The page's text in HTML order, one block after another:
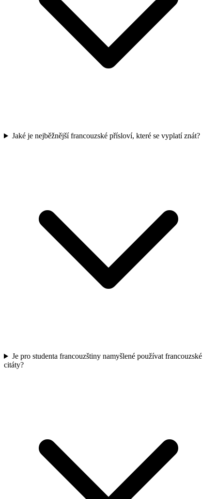
Jaké je nejběžnější francouzské přísloví, které se vyplatí znát?
Je pro studenta francouzštiny namyšlené používat francouzské
citáty?